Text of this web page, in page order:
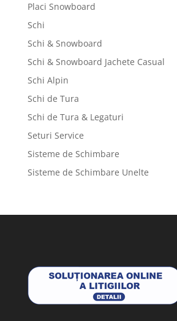
Placi Snowboard
Schi
Schi & Snowboard
Schi & Snowboard Jachete Casual
Schi Alpin
Schi de Tura
Schi de Tura & Legaturi
Seturi Service
Sisteme de Schimbare
Sisteme de Schimbare Unelte